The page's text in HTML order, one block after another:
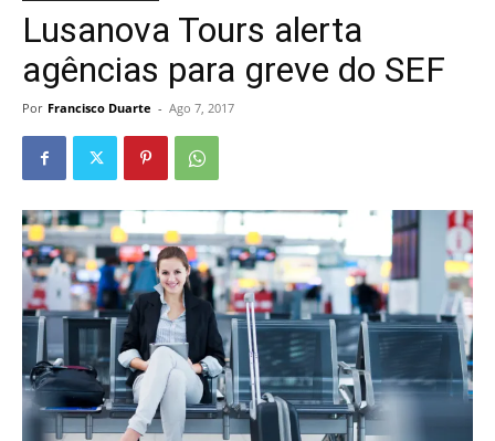
Lusanova Tours alerta
agências para greve do SEF
Por Francisco Duarte - Ago 7, 2017